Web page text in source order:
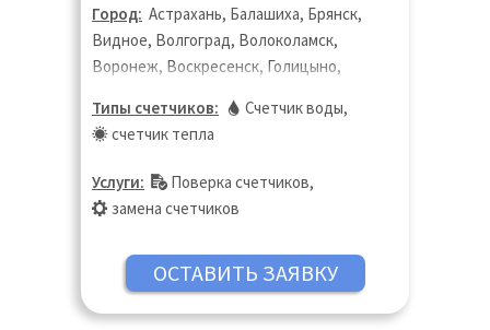
Город: Астрахань, Балашиха, Брянск,
Видное, Волгоград, Волоколамск,
Воронеж, Воскресенск, Голицыно,
Дмитров, Долгопрудный, Домодедово,
Дубна, Екатеринбург, Жуковский,
Зарайск, Звенигород, Иваново,
Ивантеевка, Ижевск, Истра, Казань,
Калининград, Калуга, Кашира, Кинешма,
Киров, Клин, Коломна, Королёв,
Кострома, Котельники, Красногорск,
Краснодар, Краснодар, Краснозаводск,
Типы счетчиков: Счетчик воды,
счетчик тепла
Услуги: Поверка счетчиков,
замена счетчиков